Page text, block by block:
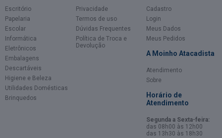
Escritório
Papelaria
Escolar
Informática
Eletrônicos
Embalagens
Descartáveis
Higiene e Beleza
Utilidades Domésticas
Brinquedos
Privacidade
Termos de uso
Dúvidas Frequentes
Política de Troca e
Devolução
Cadastro
Login
Meus Dados
Meus Pedidos
A Moinho Atacadista
Atendimento
Sobre
Horário de
Atendimento
Segunda a Sexta-feira:
das 08h00 às 12h00
das 13h30 às 18h30